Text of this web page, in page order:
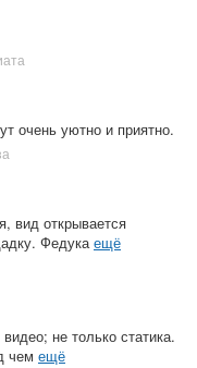
очень уютно и приятно.
вид открывается
Федукаещё
не только статика.
чем ещё